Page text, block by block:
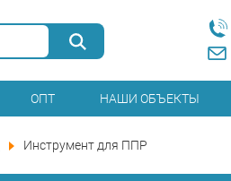
ОПТ НАШИ ОБЪЕКТЫ
Инструмент для ППР